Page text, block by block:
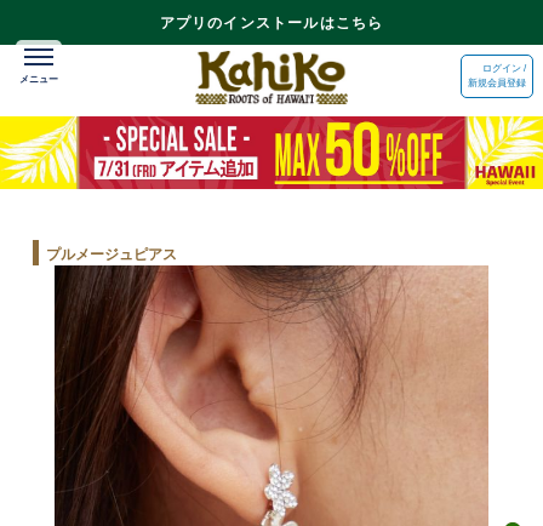
アプリのインストールはこちら
ログイン /
新規会員登録
プルメージュピアス